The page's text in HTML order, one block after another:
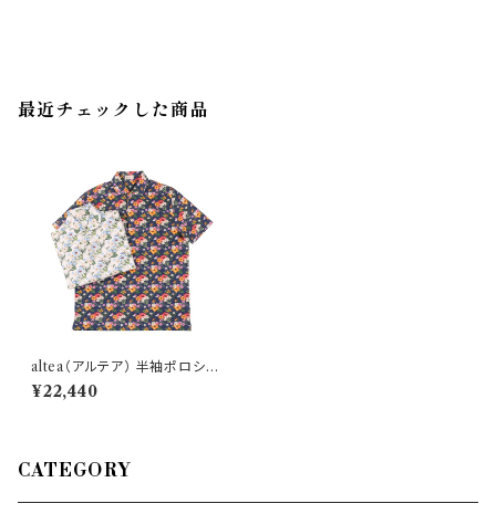
最近チェックした商品
altea（アルテア） 半袖ポロシャ
ツ 2155062 29938
¥22,440
CATEGORY